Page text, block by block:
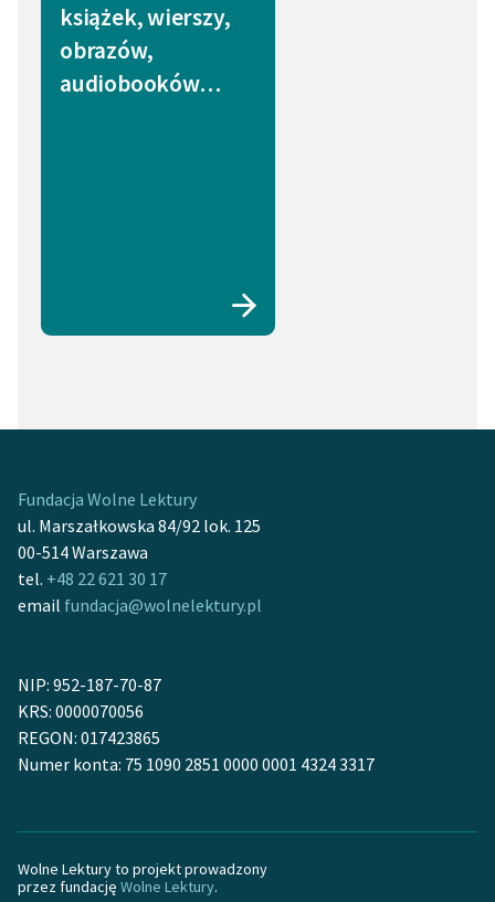
książek, wierszy,
obrazów,
audiobooków…
Fundacja Wolne Lektury
ul. Marszałkowska 84/92 lok. 125
00-514 Warszawa
tel. +48 22 621 30 17
email fundacja@wolnelektury.pl
NIP: 952-187-70-87
KRS: 0000070056
REGON: 017423865
Numer konta: 75 1090 2851 0000 0001 4324 3317
Wolne Lektury to projekt prowadzony
przez fundację Wolne Lektury.